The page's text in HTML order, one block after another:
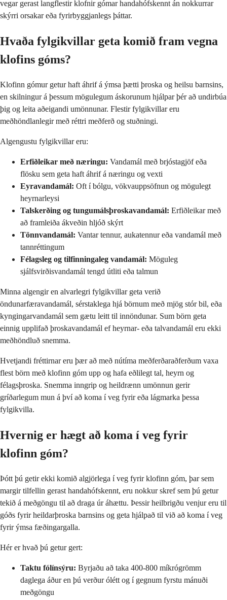
vegar gerast langflestir klofnir gómar handahófskennt án nokkurrar
skýrri orsakar eða fyrirbyggjanlegs þáttar.
Hvaða fylgikvillar geta komið fram vegna
klofins góms?
Klofinn gómur getur haft áhrif á ýmsa þætti þroska og heilsu barnsins,
en skilningur á þessum mögulegum áskorunum hjálpar þér að undirbúa
þig og leita aðeigandi umönnunar. Flestir fylgikvillar eru
meðhöndlanlegir með réttri meðferð og stuðningi.
Algengustu fylgikvillar eru:
Erfiðleikar með næringu: Vandamál með brjóstagjöf eða
flösku sem geta haft áhrif á næringu og vexti
Eyravandamál: Oft í bólgu, vökvauppsöfnun og mögulegt
heyrnarleysi
Talskerðing og tungumálsþroskavandamál: Erfiðleikar með
að framleiða ákveðin hljóð skýrt
Tönnvandamál: Vantar tennur, aukatennur eða vandamál með
tannréttingum
Félagsleg og tilfinningaleg vandamál: Möguleg
sjálfsvirðisvandamál tengd útliti eða talmun
Minna algengir en alvarlegri fylgikvillar geta verið
öndunarfæravandamál, sérstaklega hjá börnum með mjög stór bil, eða
kyngingarvandamál sem gætu leitt til innöndunar. Sum börn geta
einnig upplifað þroskavandamál ef heyrnar- eða talvandamál eru ekki
meðhöndluð snemma.
Hvetjandi fréttirnar eru þær að með nútíma meðferðaraðferðum vaxa
flest börn með klofinn góm upp og hafa eðlilegt tal, heyrn og
félagsþroska. Snemma inngrip og heildrænn umönnun gerir
gríðarlegum mun á því að koma í veg fyrir eða lágmarka þessa
fylgikvilla.
Hvernig er hægt að koma í veg fyrir
klofinn góm?
Þótt þú getir ekki komið algjörlega í veg fyrir klofinn góm, þar sem
margir tilfellin gerast handahófskennt, eru nokkur skref sem þú getur
tekið á meðgöngu til að draga úr áhættu. Þessir heilbrigðu venjur eru til
góðs fyrir heildarþroska barnsins og geta hjálpað til við að koma í veg
fyrir ýmsa fæðingargalla.
Hér er hvað þú getur gert:
Taktu fólínsýru: Byrjaðu að taka 400-800 míkrógrömm
daglega áður en þú verður ólétt og í gegnum fyrstu mánuði
meðgöngu